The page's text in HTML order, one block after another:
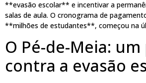
**evasão escolar** e incentivar a
salas de aula. O cronograma de
**milhões de estudantes**, começou na
O Pé-de-Meia:
contra a evasão